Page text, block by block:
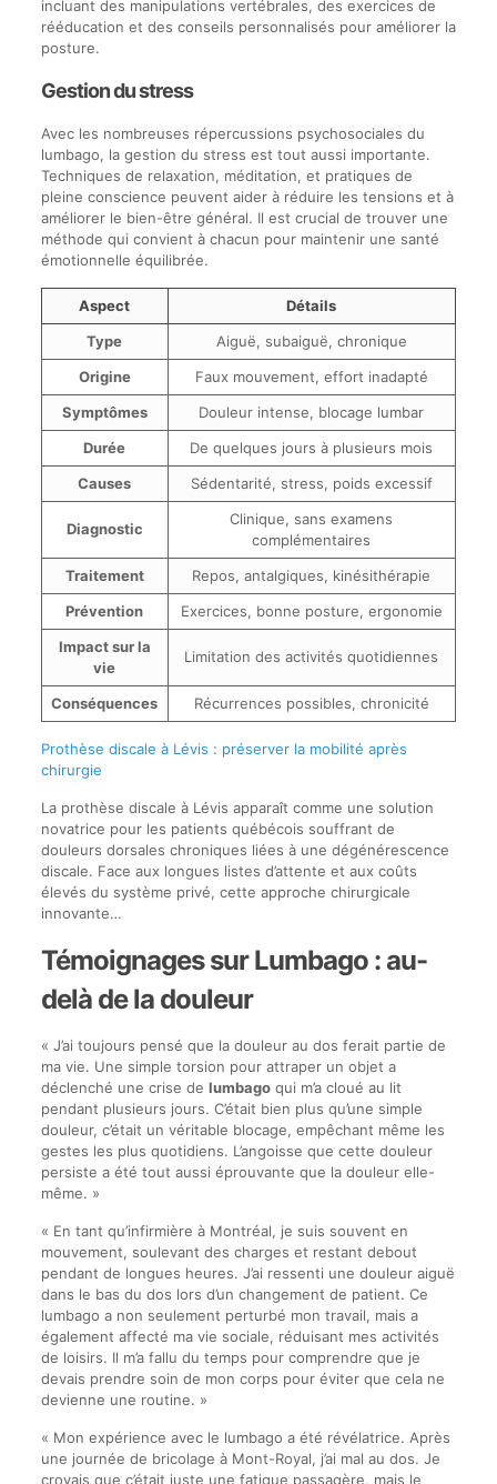
incluant des manipulations vertébrales, des exercices de
rééducation et des conseils personnalisés pour améliorer la
posture.
Gestion du stress
Avec les nombreuses répercussions psychosociales du
lumbago, la gestion du stress est tout aussi importante.
Techniques de relaxation, méditation, et pratiques de
pleine conscience peuvent aider à réduire les tensions et à
améliorer le bien-être général. Il est crucial de trouver une
méthode qui convient à chacun pour maintenir une santé
émotionnelle équilibrée.
Aspect
Détails
Type
Aiguë, subaiguë, chronique
Origine
Faux mouvement, effort inadapté
Symptômes
Douleur intense, blocage lumbar
Durée
De quelques jours à plusieurs mois
Causes
Sédentarité, stress, poids excessif
Diagnostic
Clinique, sans examens
complémentaires
Traitement
Repos, antalgiques, kinésithérapie
Prévention
Exercices, bonne posture, ergonomie
Impact sur la
vie
Limitation des activités quotidiennes
Conséquences Récurrences possibles, chronicité
Prothèse discale à Lévis : préserver la mobilité après
chirurgie
La prothèse discale à Lévis apparaît comme une solution
novatrice pour les patients québécois souffrant de
douleurs dorsales chroniques liées à une dégénérescence
discale. Face aux longues listes d’attente et aux coûts
élevés du système privé, cette approche chirurgicale
innovante…
Témoignages sur Lumbago : au-
delà de la douleur
« J’ai toujours pensé que la douleur au dos ferait partie de
ma vie. Une simple torsion pour attraper un objet a
déclenché une crise de lumbagoqui m’a cloué au lit
pendant plusieurs jours. C’était bien plus qu’une simple
douleur, c’était un véritable blocage, empêchant même les
gestes les plus quotidiens. L’angoisse que cette douleur
persiste a été tout aussi éprouvante que la douleur elle-
même. »
« En tant qu’infirmière à Montréal, je suis souvent en
mouvement, soulevant des charges et restant debout
pendant de longues heures. J’ai ressenti une douleur aiguë
dans le bas du dos lors d’un changement de patient. Ce
lumbago a non seulement perturbé mon travail, mais a
également affecté ma vie sociale, réduisant mes activités
de loisirs. Il m’a fallu du temps pour comprendre que je
devais prendre soin de mon corps pour éviter que cela ne
devienne une routine. »
« Mon expérience avec le lumbago a été révélatrice. Après
une journée de bricolage à Mont-Royal, j’ai mal au dos. Je
croyais que c’était juste une fatigue passagère, mais le